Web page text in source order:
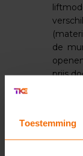
Toestemming
de
prijs
alle